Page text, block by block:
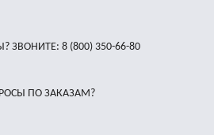
ЗВОНИТЕ: 8 (800) 350-66-80
ПО ЗАКАЗАМ?